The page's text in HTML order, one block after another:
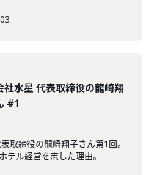
社水星 代表取締役の龍崎翔
#1
取締役の龍崎翔子さん第1回。
テル経営を志した理由。